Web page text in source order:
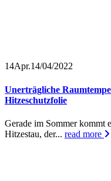
14Apr.14/04/2022
Unerträgliche
Hitzeschutzfolie
Gerade im Sommer kommt
Hitzestau, der... read more